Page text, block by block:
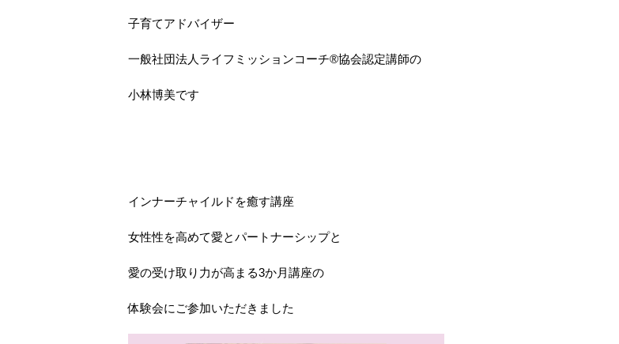
子育てアドバイザー
一般社団法人ライフミッションコーチ®︎協会認定講師の
小林博美です
インナーチャイルドを癒す講座
女性性を高めて愛とパートナーシップと
愛の受け取り力が高まる3か月講座の
体験会にご参加いただきました